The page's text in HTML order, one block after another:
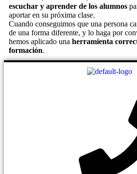
escuchar y aprender de los alumnos
aportar en su próxima clase.
Cuando conseguimos que una persona
de una forma diferente, y lo haga por
hemos aplicado una herramienta
formación.